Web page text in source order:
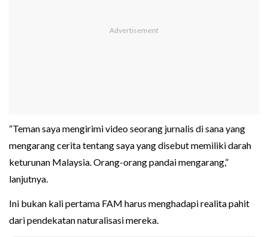
“Teman saya mengirimi video seorang jurnalis di sana yang
mengarang cerita tentang saya yang disebut memiliki darah
keturunan Malaysia. Orang-orang pandai mengarang,”
lanjutnya.
Ini bukan kali pertama FAM harus menghadapi realita pahit
dari pendekatan naturalisasi mereka.